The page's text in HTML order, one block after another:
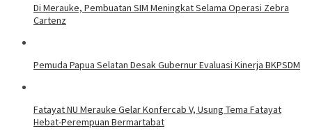
Di Merauke, Pembuatan SIM Meningkat Selama Operasi Zebra
Cartenz
Pemuda Papua Selatan Desak Gubernur Evaluasi Kinerja BKPSDM
Fatayat NU Merauke Gelar Konfercab V, Usung Tema Fatayat
Hebat-Perempuan Bermartabat